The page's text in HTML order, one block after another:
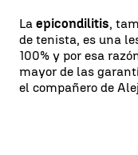
La epicondilitis,
de tenista, es una
100% y por esa
mayor de las
el compañero de